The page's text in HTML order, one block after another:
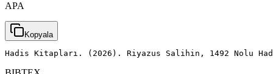
APA
Kopyala
Hadis Kitapları. (2026). Riyazus Salihin, 1492 Nolu